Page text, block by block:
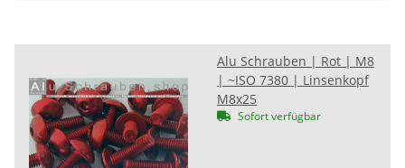
Alu Schrauben | Rot | M8
| ~ISO 7380 | Linsenkopf
M8x25
Sofort verfügbar